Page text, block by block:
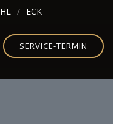
HL ECK
SERVICE-TERMIN